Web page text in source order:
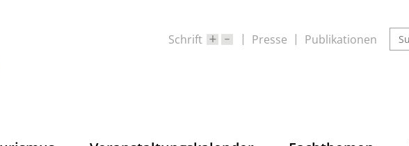
Schrift Presse Publikationen